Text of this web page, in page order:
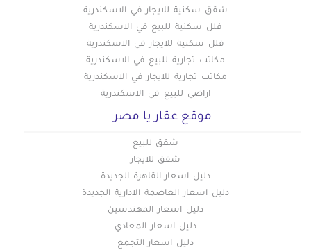
شقق سكنية للايجار في الاسكندرية
فلل سكنية للبيع في الاسكندرية
فلل سكنية للايجار في الاسكندرية
مكاتب تجارية للبيع في الاسكندرية
مكاتب تجارية للايجار في الاسكندرية
اراضي للبيع في الاسكندرية
موقع عقار يا مصر
شقق للبيع
شقق للايجار
دليل اسعار القاهرة الجديدة
دليل اسعار العاصمة الادارية الجديدة
دليل اسعار المهندسين
دليل اسعار المعادي
دليل اسعار التجمع